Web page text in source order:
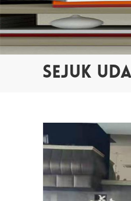
SEJUK